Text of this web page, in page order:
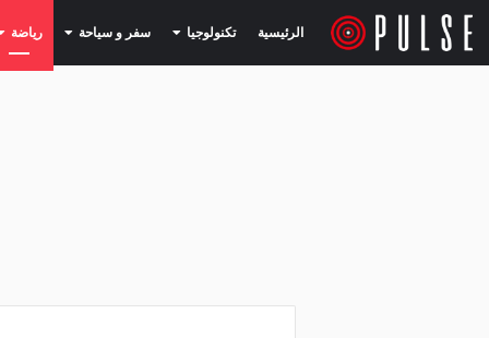
الرئيسية تكنولوجيا (current) سفر و سياحة (current) رياضة